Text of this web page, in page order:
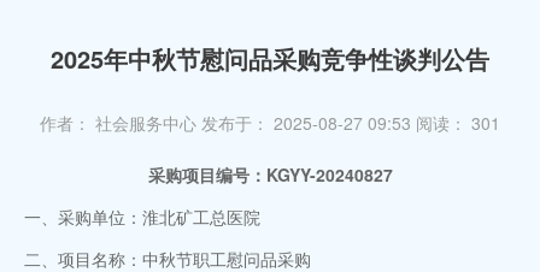
2025年中秋节慰问品采购竞争性谈判公告
作者： 社会服务中心 发布于： 2025-08-27 09:53 阅读： 301
采购项目编号：KGYY-20240827
一、采购单位：淮北矿工总医院
二、项目名称：中秋节职工慰问品采购